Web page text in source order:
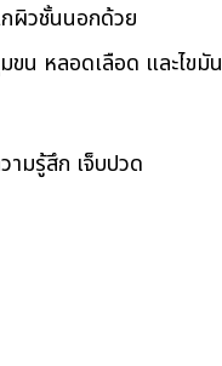
ผิวชั้นนอกด้วย
น หลอดเลือด และไขมัน
ามรู้สึก เจ็บปวด